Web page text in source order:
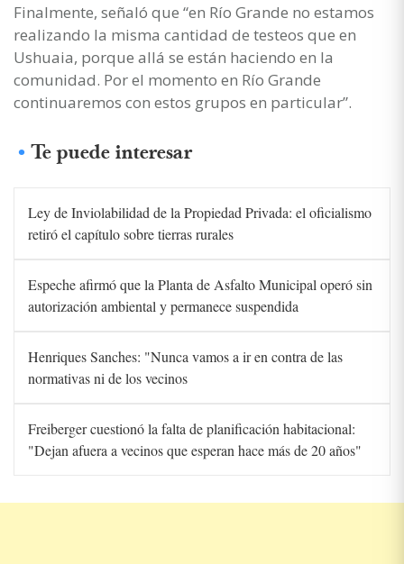
Finalmente, señaló que “en Río Grande no estamos
realizando la misma cantidad de testeos que en
Ushuaia, porque allá se están haciendo en la
comunidad. Por el momento en Río Grande
continuaremos con estos grupos en particular”.
Te puede interesar
Ley de Inviolabilidad de la Propiedad Privada: el oficialismo
retiró el capítulo sobre tierras rurales
Espeche afirmó que la Planta de Asfalto Municipal operó sin
autorización ambiental y permanece suspendida
Henriques Sanches: "Nunca vamos a ir en contra de las
normativas ni de los vecinos
Freiberger cuestionó la falta de planificación habitacional:
"Dejan afuera a vecinos que esperan hace más de 20 años"